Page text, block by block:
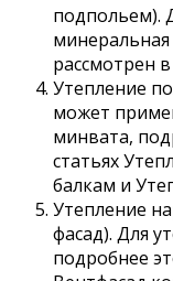
подпольем).
рассмотрен
Утепление
может
минвата,
статьях
балкам и
Утепление
фасад). Для
подробнее